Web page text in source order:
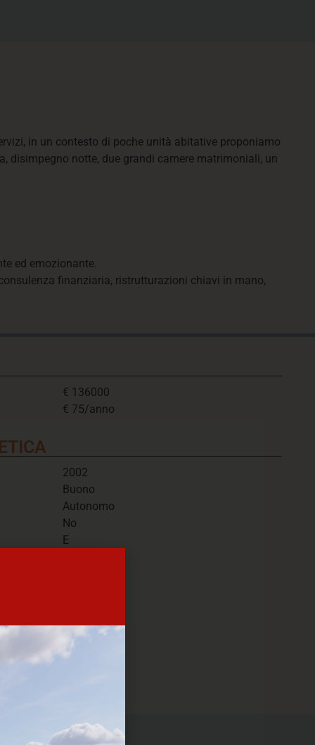
in un contesto di poche unità abitative proponiamo
disimpegno notte, due grandi camere matrimoniali, un
ed emozionante.
finanziaria, ristrutturazioni chiavi in mano,
€ 136000
€ 75/anno
2002
Buono
Autonomo
No
E